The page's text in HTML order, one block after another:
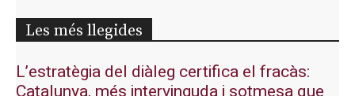
Les més llegides
L’estratègia del diàleg certifica el fracàs: